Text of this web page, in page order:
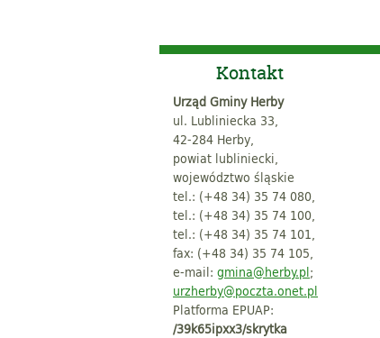
Kontakt
Urząd Gminy Herby
ul. Lubliniecka 33,
42-284 Herby,
powiat lubliniecki,
województwo śląskie
tel.: (+48 34) 35 74 080,
tel.: (+48 34) 35 74 100,
tel.: (+48 34) 35 74 101,
fax: (+48 34) 35 74 105,
e-mail: gmina@herby.pl;
urzherby@poczta.onet.pl
Platforma EPUAP:
/39k65ipxx3/skrytka